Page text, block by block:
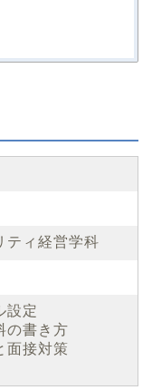
ィ経営学科
設定
の書き方
面接対策